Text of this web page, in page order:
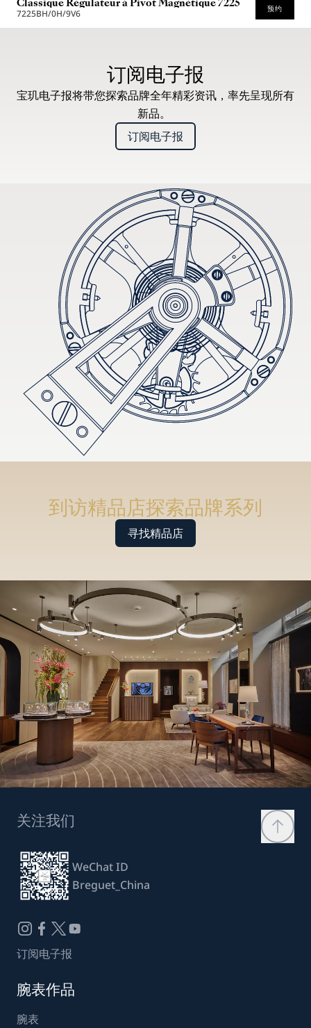
7225BH/0H/9V6 预约
订阅电子报
宝玑电子报将带您探索品牌全年精彩资讯，率先呈现所有
新品。
订阅电子报
到访精品店探索品牌系列
寻找精品店
关注我们
WeChat ID
Breguet_China
订阅电子报
腕表作品
腕表